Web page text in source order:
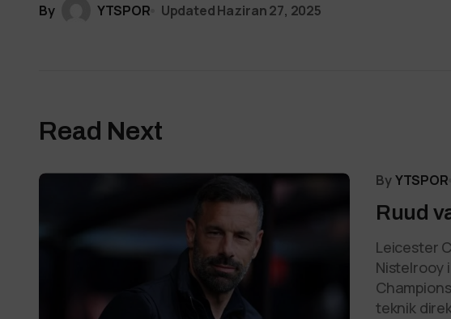
By YTSPOR UpdatedHaziran 27, 2025
Read Next
ByYTSPOR
Ruud
Leicester
Nistelrooy
teknik